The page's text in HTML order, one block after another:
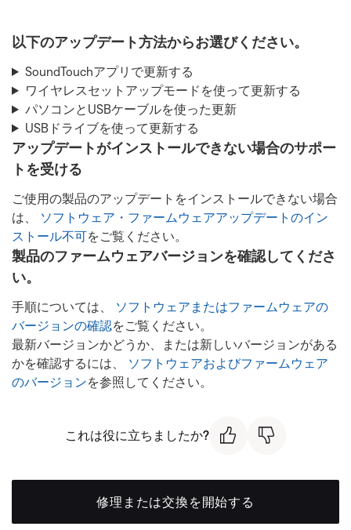
以下のアップデート方法からお選びください。
SoundTouchアプリで更新する
ワイヤレスセットアップモードを使って更新する
パソコンとUSBケーブルを使った更新
USBドライブを使って更新する
アップデートがインストールできない場合のサポー
トを受ける
ご使用の製品のアップデートをインストールできない場合
は、
ソフトウェア・ファームウェアアップデートのイン
ストール不可をご覧ください。
製品のファームウェアバージョンを確認してくださ
い。
手順については、
ソフトウェアまたはファームウェアの
バージョンの確認をご覧ください。
最新バージョンかどうか、または新しいバージョンがある
かを確認するには、
ソフトウェアおよびファームウェア
のバージョンを参照してください。
これは役に立ちましたか?
修理または交換を開始する